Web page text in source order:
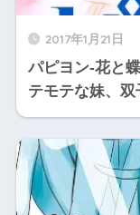
2017年1月21日
パピヨン‐花と
テモテな妹、双